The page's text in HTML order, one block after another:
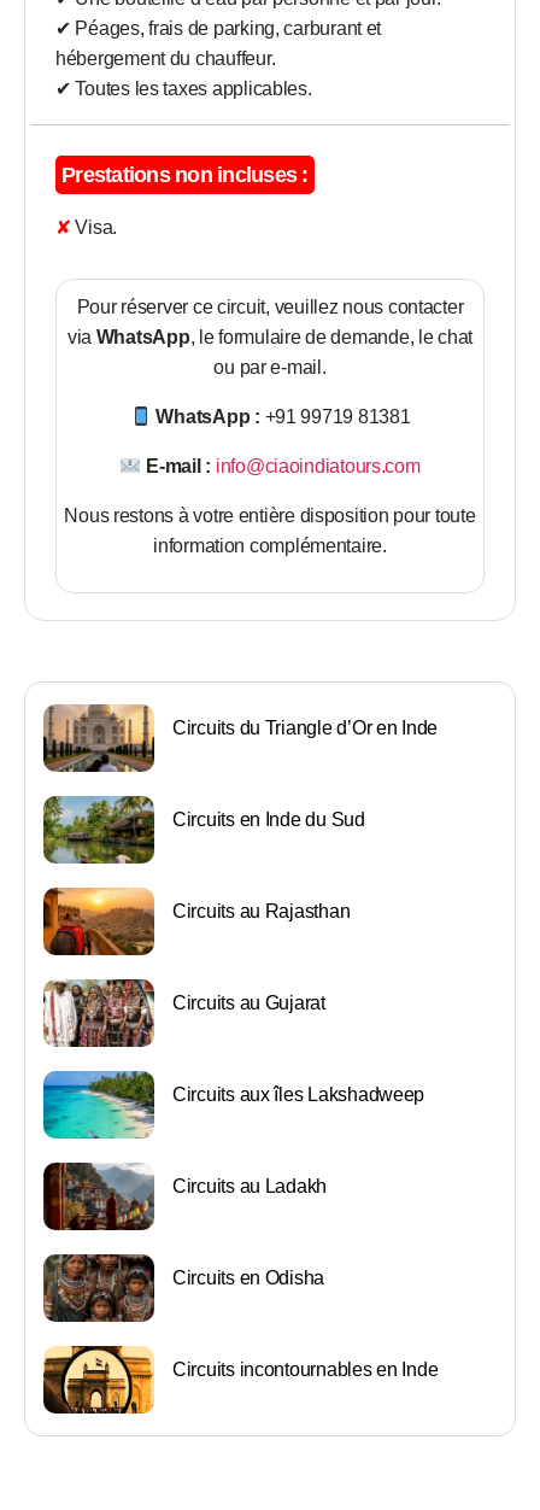
✔ Péages, frais de parking, carburant et
hébergement du chauffeur.
✔ Toutes les taxes applicables.
Prestations non incluses :
✘ Visa.
Pour réserver ce circuit, veuillez nous contacter
via WhatsApp, le formulaire de demande, le chat
ou par e-mail.
WhatsApp : +91 99719 81381
E-mail : info@ciaoindiatours.com
Nous restons à votre entière disposition pour toute
information complémentaire.
Circuits du Triangle d’Or en Inde
Circuits en Inde du Sud
Circuits au Rajasthan
Circuits au Gujarat
Circuits aux îles Lakshadweep
Circuits au Ladakh
Circuits en Odisha
Circuits incontournables en Inde